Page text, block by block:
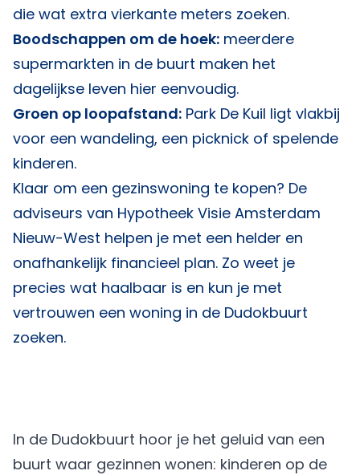
die wat extra vierkante meters zoeken.
Boodschappen om de hoek: meerdere
supermarkten in de buurt maken het
dagelijkse leven hier eenvoudig.
Groen op loopafstand: Park De Kuil ligt vlakbij
voor een wandeling, een picknick of spelende
kinderen.
Klaar om een gezinswoning te kopen? De
adviseurs van Hypotheek Visie Amsterdam
Nieuw-West helpen je met een helder en
onafhankelijk financieel plan. Zo weet je
precies wat haalbaar is en kun je met
vertrouwen een woning in de Dudokbuurt
zoeken.
In de Dudokbuurt hoor je het geluid van een
buurt waar gezinnen wonen: kinderen op de